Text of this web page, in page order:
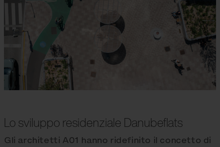
Lo sviluppo residenziale Danubeflats
Gli architetti A01 hanno ridefinito il concetto di